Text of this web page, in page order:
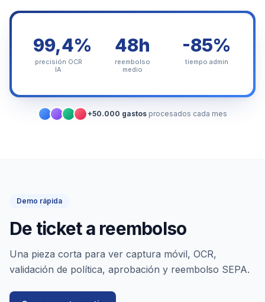
99,4%
precisión OCR
IA
48h
reembolso
medio
-85%
tiempo admin
+50.000 gastos procesados cada mes
Demo rápida
De ticket a reembolso
Una pieza corta para ver captura móvil, OCR,
validación de política, aprobación y reembolso SEPA.